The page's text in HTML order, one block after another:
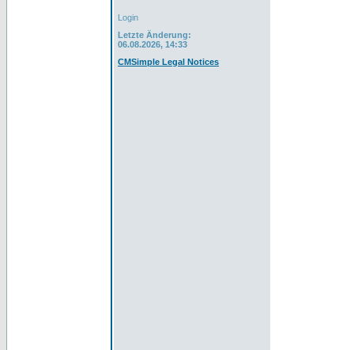
Login
Letzte Änderung:
06.08.2026, 14:33
CMSimple Legal Notices